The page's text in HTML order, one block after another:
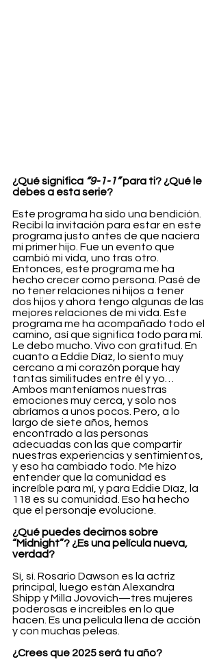
¿Qué significa “9-1-1” para ti? ¿Qué le
debes a esta serie?
Este programa ha sido una bendición.
Recibí la invitación para estar en este
programa justo antes de que naciera
mi primer hijo. Fue un evento que
cambió mi vida, uno tras otro.
Entonces, este programa me ha
hecho crecer como persona. Pasé de
no tener relaciones ni hijos a tener
dos hijos y ahora tengo algunas de las
mejores relaciones de mi vida. Este
programa me ha acompañado todo el
camino, así que significa todo para mí.
Le debo mucho. Vivo con gratitud. En
cuanto a Eddie Díaz, lo siento muy
cercano a mi corazón porque hay
tantas similitudes entre él y yo…
Ambos manteníamos nuestras
emociones muy cerca, y solo nos
abríamos a unos pocos. Pero, a lo
largo de siete años, hemos
encontrado a las personas
adecuadas con las que compartir
nuestras experiencias y sentimientos,
y eso ha cambiado todo. Me hizo
entender que la comunidad es
increíble para mí, y para Eddie Díaz, la
118 es su comunidad. Eso ha hecho
que el personaje evolucione.
¿Qué puedes decirnos sobre
“Midnight”? ¿Es una película nueva,
verdad?
Sí, sí. Rosario Dawson es la actriz
principal, luego están Alexandra
Shipp y Milla Jovovich—tres mujeres
poderosas e increíbles en lo que
hacen. Es una película llena de acción
y con muchas peleas.
¿Crees que 2025 será tu año?